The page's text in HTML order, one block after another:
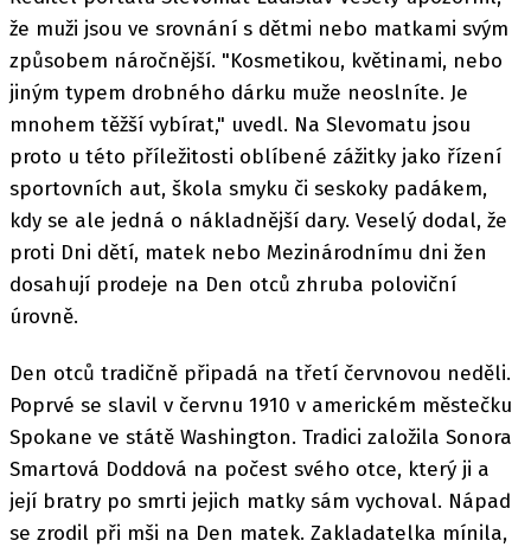
že muži jsou ve srovnání s dětmi nebo matkami svým
způsobem náročnější. "Kosmetikou, květinami, nebo
jiným typem drobného dárku muže neoslníte. Je
mnohem těžší vybírat," uvedl. Na Slevomatu jsou
proto u této příležitosti oblíbené zážitky jako řízení
sportovních aut, škola smyku či seskoky padákem,
kdy se ale jedná o nákladnější dary. Veselý dodal, že
proti Dni dětí, matek nebo Mezinárodnímu dni žen
dosahují prodeje na Den otců zhruba poloviční
úrovně.
Den otců tradičně připadá na třetí červnovou neděli.
Poprvé se slavil v červnu 1910 v americkém městečku
Spokane ve státě Washington. Tradici založila Sonora
Smartová Doddová na počest svého otce, který ji a
její bratry po smrti jejich matky sám vychoval. Nápad
se zrodil při mši na Den matek. Zakladatelka mínila,